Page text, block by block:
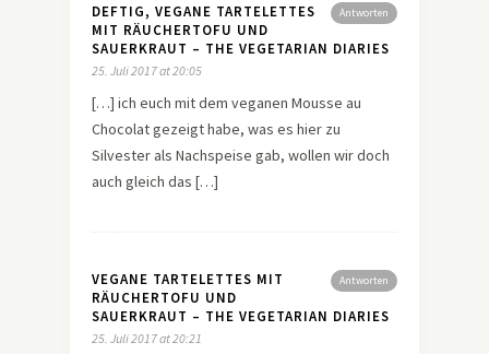
Antworten
DEFTIG, VEGANE TARTELETTES
MIT RÄUCHERTOFU UND
SAUERKRAUT – THE VEGETARIAN DIARIES
25. Juli 2017 at 20:05
[…] ich euch mit dem veganen Mousse au
Chocolat gezeigt habe, was es hier zu
Silvester als Nachspeise gab, wollen wir doch
auch gleich das […]
Antworten
VEGANE TARTELETTES MIT
RÄUCHERTOFU UND
SAUERKRAUT – THE VEGETARIAN DIARIES
25. Juli 2017 at 20:21